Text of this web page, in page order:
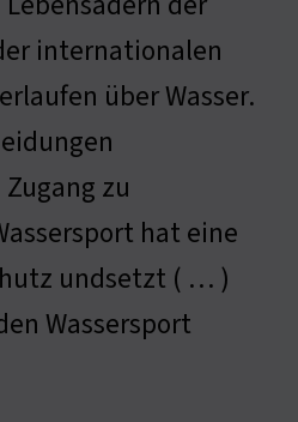
internationalen
über Wasser.
zu
hat eine
undsetzt ( … )
Wassersport